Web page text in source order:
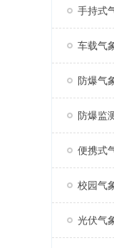
手持式
车载气
防爆气
防爆监
便携式
校园气
光伏气